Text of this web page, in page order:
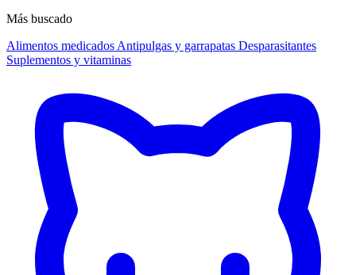
Más buscado
Alimentos medicados Antipulgas y garrapatas Desparasitantes
Suplementos y vitaminas